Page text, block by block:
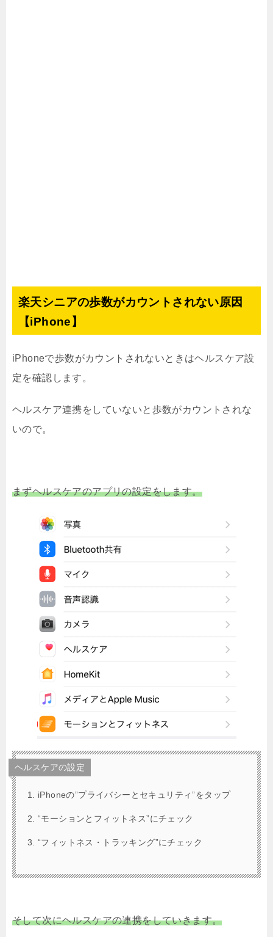
楽天シニアの歩数がカウントされない原因
【iPhone】
iPhoneで歩数がカウントされないときはヘルスケア設
定を確認します。
ヘルスケア連携をしていないと歩数がカウントされな
いので。
まずヘルスケアのアプリの設定をします。
ヘルスケアの設定
iPhoneの”プライバシーとセキュリティ”をタップ
“モーションとフィットネス”にチェック
“フィットネス・トラッキング”にチェック
そして次にヘルスケアの連携をしていきます。